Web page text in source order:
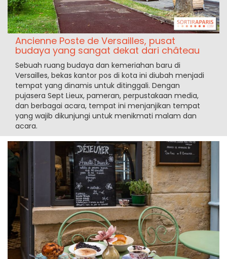
Ancienne Poste de Versailles, pusat
budaya yang sangat dekat dari château
Sebuah ruang budaya dan kemeriahan baru di
Versailles, bekas kantor pos di kota ini diubah menjadi
tempat yang dinamis untuk ditinggali. Dengan
pujasera Sept Lieux, pameran, perpustakaan media,
dan berbagai acara, tempat ini menjanjikan tempat
yang wajib dikunjungi untuk menikmati malam dan
acara.